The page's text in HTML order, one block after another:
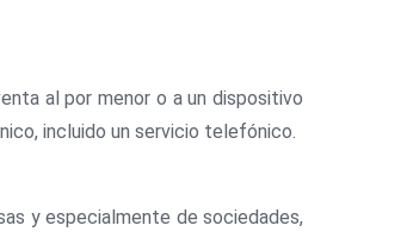
al por menor o a un dispositivo
incluido un servicio telefónico.
y especialmente de sociedades,